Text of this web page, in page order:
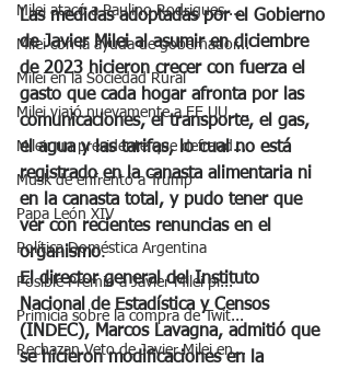
Milei atacó a Paulino Rodrigues ...
Milei con la ayuda de gobernador...
Milei en la Sociedad Rural
Milei viajó nuevamente a EE.UU. ...
Milei: un presidente que defraud...
Musk de enfrentó a Trump
Papa León XIV
Política Doméstica Argentina
Posible Premio a Javier Milei pr...
Primicia sobre la compra de Twit...
Rechazan Veto de Javier Milei en...
Las medidas adoptadas por el Gobierno
de Javier Milei al asumir en diciembre
de 2023 hicieron crecer con fuerza el
gasto que cada hogar afronta por las
comunicaciones, el transporte, el gas,
el agua y las tarifas, lo cual no está
registrado en la canasta alimentaria ni
en la canasta total, y pudo tener que
ver con recientes renuncias en el
organismo.
El director general del Instituto
Nacional de Estadística y Censos
(INDEC), Marcos Lavagna, admitió que
se hicieron modificaciones en la